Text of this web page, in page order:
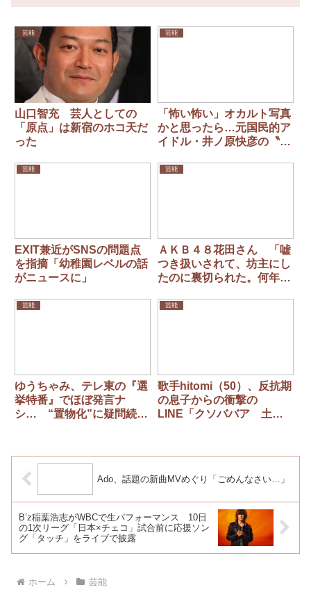
芸能
山口智充 芸人としての
「原点」は新宿のホコ天だ
った
芸能
「怖い怖い」オカルト写真
かと思ったら…元国民的ア
イドル・井ノ原快彦の〝衝
けるイケオジ」
芸能
EXIT兼近がSNSの問題点
を指摘「幼稚園レベルの話
がニュースに」
芸能
ＡＫＢ４８花田さん 「嘘
つき扱いされて、坊主にし
たのに裏切られた。何年か
芸能
ゆうちゃみ、テレ東の『選
挙特番』でほぼ発言ナ
シ… “置物化”に疑問続出
芸能
歌手hitomi（50）、反抗期
の息子からの衝撃の
LINE「クソババア 土に
Ado、話題の新曲MVめぐり「ごめんなさい…」
B’z稲葉浩志がWBCで生パフォーマンス 10日
の1次リーグ「日本×チェコ」試合前に応援ソン
グ「タッチ」をライブで披露
ホーム 芸能